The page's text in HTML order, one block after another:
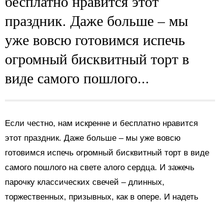
праздник. Даже больше – мы
уже вовсю готовимся испечь
огромный бисквитный торт в
виде самого пошлого...
Если честно, нам искренне и бесплатно нравится
этот праздник. Даже больше – мы уже вовсю
готовимся испечь огромный бисквитный торт в виде
самого пошлого на свете алого сердца. И зажечь
парочку классических свечей – длинных,
торжественных, призывных, как в опере. И надеть